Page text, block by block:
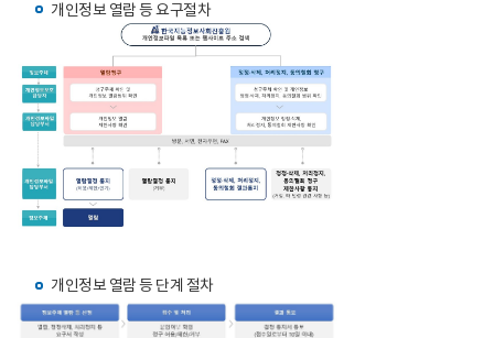
개인정보 열람 등 요구절차
개인정보 열람 등 단계 절차